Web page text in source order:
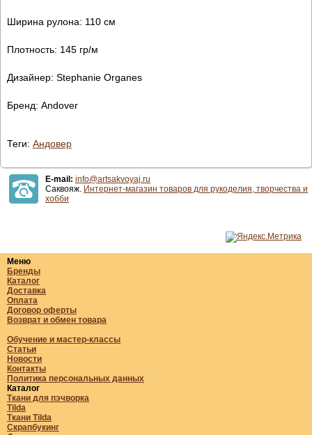
Ширина рулона: 110 см
Плотность: 145 гр/м
Дизайнер: Stephanie Organes
Бренд: Andover
Теги: Андовер
E-mail: info@artsakvoyaj.ru
Саквояж. Интернет-магазин товаров для рукоделия, творчества и
хобби
Меню
Бренды
Каталог
Доставка
Оплата
Договор оферты
Возврат и обмен товара
Обучение и мастер-классы
Статьи
Новости
Контакты
Политика персональных данных
Каталог
Ткани для пэчворка
Tilda
Ткани Tilda
Скрапбукинг